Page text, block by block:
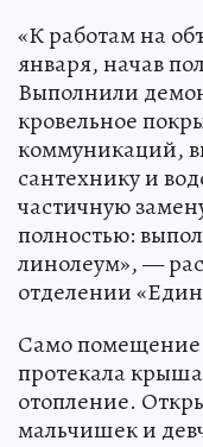
«К работам на
января, начав
Выполнили
кровельное
коммуникаций,
сантехнику и
частичную
полностью:
линолеум», —
отделении
Само помещение
протекала
отопление.
мальчишек и